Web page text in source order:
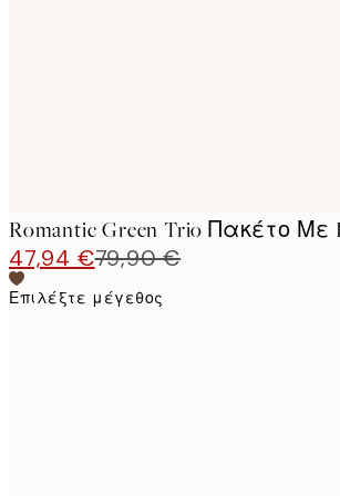
Romantic Green Trio Πακέτο Με
47,94 €79,90 €
Επιλέξτε μέγεθος